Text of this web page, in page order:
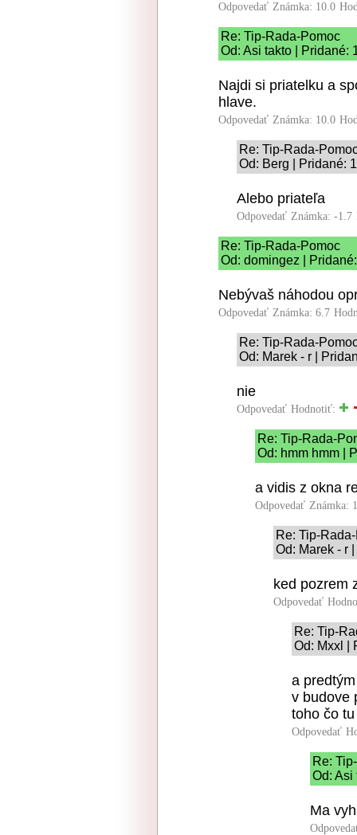
Odpovedať Známka: 10.0
Re: Tip-Rada-Pomoc
Od: Asi takto | Pridané:
Najdi si priatelku a
hlave.
Odpovedať Známka: 10.0
Re: Tip-Rada-
Od: Berg | Pridané:
Alebo priateľa
Odpovedať Známka: -1.7
Re: Tip-Rada-Pomoc
Od: domingez |
Nebývaš náhodou
Odpovedať Známka: 6.7
Re: Tip-Rada-
Od: Marek - r |
nie
Odpovedať Hodnotiť:
Re: Tip-Rada-
Od: hmm hmm |
a vidis z okna
Odpovedať Známka:
Re: Tip-
Od: Marek - r
ked pozrem
Odpovedať
Re: Tip-
Od: Mxxl |
a
v budove
toho čo
Odpovedať
Re:
Od: Asi
Ma